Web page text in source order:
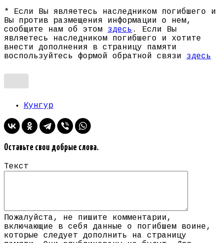
* Если Вы являетесь наследником погибшего и
Вы против размещения информации о нем,
сообщите нам об этом здесь . Если Вы
являетесь наследником погибшего и хотите
внести дополнения в страницу памяти
воспользуйтесь формой обратной связи здесь
Кунгур
Оставьте свои добрые слова.
Текст
Пожалуйста, не пишите комментарии,
включающие в себя данные о погибшем воине,
которые следует дополнить на страницу